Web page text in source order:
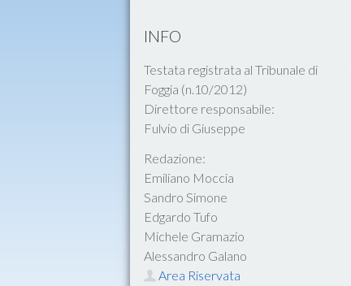
INFO
Testata registrata al Tribunale di
Foggia (n.10/2012)
Direttore responsabile:
Fulvio di Giuseppe
Redazione:
Emiliano Moccia
Sandro Simone
Edgardo Tufo
Michele Gramazio
Alessandro Galano
Area Riservata